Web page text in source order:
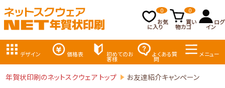
お気
に入り
0
買い
物カゴ
0
ログ
イン
デザイン 価格表 初めてのお
客様
よくある質
問
メニュー
年賀状印刷のネットスクウェア トップ お友達紹介キャンペーン